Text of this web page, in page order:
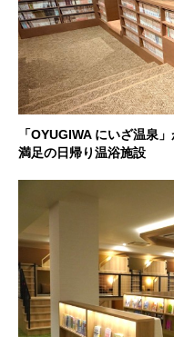
「OYUGIWA にいざ温泉
満足の日帰り温浴施設